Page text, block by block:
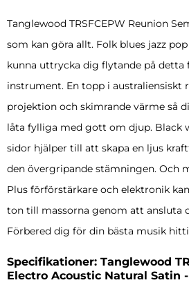
Tanglewood TRSFCEPW Reunion
som kan göra allt. Folk blues jazz
kunna uttrycka dig flytande på
instrument. En topp i australiensiskt
projektion och skimrande värme så
låta fylliga med gott om djup. Black
sidor hjälper till att skapa en ljus
den övergripande stämningen. Och
Plus förförstärkare och elektronik
ton till massorna genom att ansluta
Förbered dig för din bästa musik
Specifikationer: Tanglewood
Electro Acoustic Natural Satin